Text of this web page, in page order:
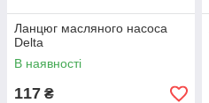
Ланцюг масляного насоса
Delta
В наявності
117 ₴